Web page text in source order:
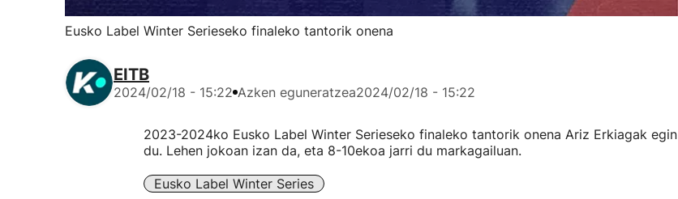
Eusko Label Winter Serieseko finaleko tantorik onena
EITB
2024/02/18 - 15:22 Azken eguneratzea2024/02/18 - 15:22
2023-2024ko Eusko Label Winter Serieseko finaleko tantorik onena Ariz Erkiagak egin
du. Lehen jokoan izan da, eta 8-10ekoa jarri du markagailuan.
Eusko Label Winter Series